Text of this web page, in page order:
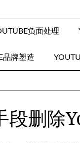
负面处理
品牌塑造
段删除